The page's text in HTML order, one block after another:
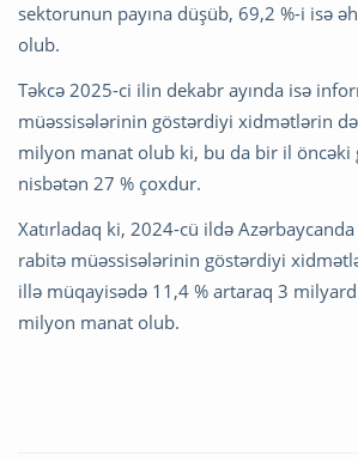
sektorunun payına düşüb, 69,2 %-i isə
olub.
Təkcə 2025-ci ilin dekabr ayında isə
müəssisələrinin göstərdiyi xidmətlərin
milyon manat olub ki, bu da bir il öncəki
nisbətən 27 % çoxdur.
Xatırladaq ki, 2024-cü ildə
rabitə müəssisələrinin göstərdiyi
illə müqayisədə 11,4 % artaraq 3
milyon manat olub.